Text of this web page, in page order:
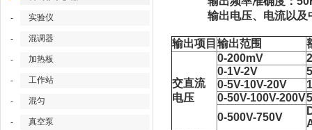
- 实验仪
- 混调器
- 加热板
- 工作站
- 混匀
- 真空泵
输出电压、电流以及中
输出项目 输出范围
交直流
电压
0-200mV
0-1V-2V
0-5V-10V-20V
0-50V-100V-200V
0-500V-750V